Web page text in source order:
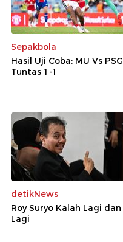
Sepakbola
Hasil Uji Coba: MU Vs PSG
Tuntas 1-1
detikNews
Roy Suryo Kalah Lagi dan
Lagi